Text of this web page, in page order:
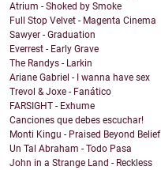
Atrium - Shoked by Smoke
Full Stop Velvet - Magenta Cinema
Sawyer - Graduation
Everrest - Early Grave
The Randys - Larkin
Ariane Gabriel - I wanna have sex
Trevol & Joxe - Fanático
FARSIGHT - Exhume
Canciones que debes escuchar!
Monti Kingu - Praised Beyond Belief
Un Tal Abraham - Todo Pasa
John in a Strange Land - Reckless